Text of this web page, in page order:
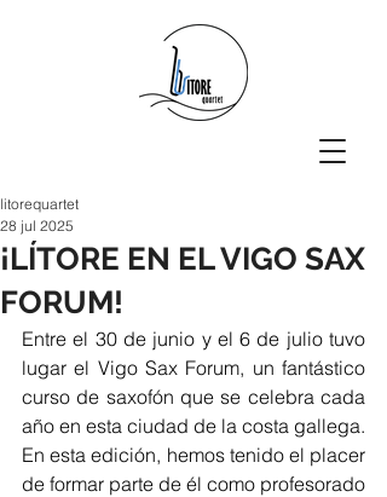
¡LÍTORE EN EL VIGO SAX
FORUM!
litorequartet
28 jul 2025
Entre el 30 de junio y el 6 de julio tuvo
lugar el Vigo Sax Forum, un fantástico
curso de saxofón que se celebra cada
año en esta ciudad de la costa gallega.
En esta edición, hemos tenido el placer
de formar parte de él como profesorado